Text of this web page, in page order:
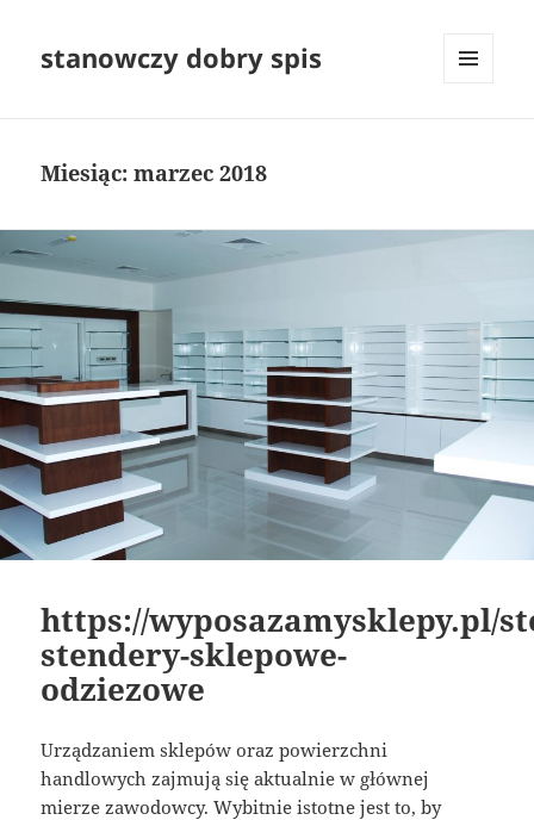
stanowczy dobry spis
Miesiąc:marzec 2018
https://wyposazamysklepy.pl/
stendery-sklepowe-
odziezowe
Urządzaniem sklepów oraz powierzchni
handlowych zajmują się aktualnie w głównej
mierze zawodowcy. Wybitnie istotne jest to, by